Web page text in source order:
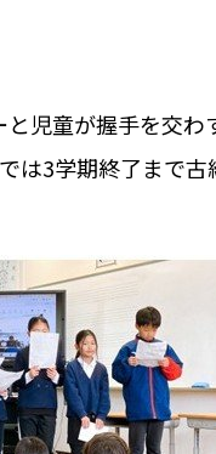
児童が握手を交わ
は3学期終了まで古